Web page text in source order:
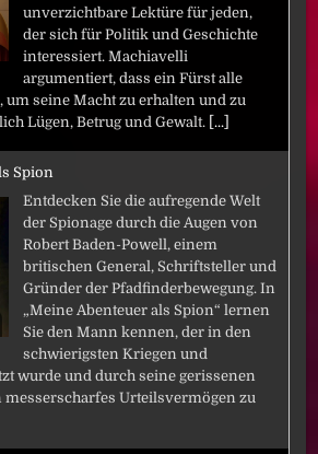
unverzichtbare Lektüre für jeden,
der sich für Politik und Geschichte
interessiert. Machiavelli
argumentiert, dass ein Fürst alle
seine Macht zu erhalten und zu
Lügen, Betrug und Gewalt. [...]
Spion
Entdecken Sie die aufregende Welt
der Spionage durch die Augen von
Robert Baden-Powell, einem
britischen General, Schriftsteller und
Gründer der Pfadfinderbewegung. In
„Meine Abenteuer als Spion“ lernen
Sie den Mann kennen, der in den
schwierigsten Kriegen und
wurde und durch seine gerissenen
messerscharfes Urteilsvermögen zu